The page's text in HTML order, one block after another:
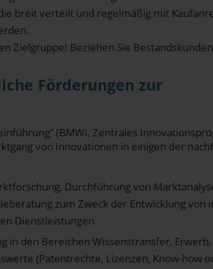
breit ver­teilt und regel­mä­ßig mit
Ziel­grup­pe! Bezie­hen Sie
För­de­run­gen zur
​(BMWI, Zen­tra­les
von Inno­va­tio­nen in eini­gen der
Durch­füh­rung von
zum Zweck der Ent­wick­lung von
Dienstleistungen
in den Berei­chen Wis­sens­trans­fer, Erwerb,
(Patent­rech­te, Lizen­zen, Know-how